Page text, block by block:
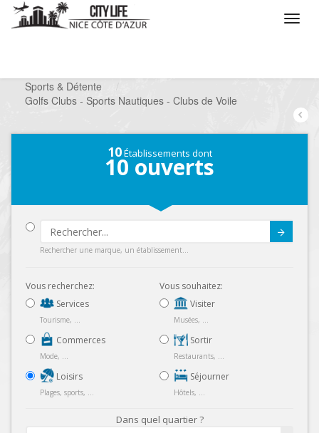
Sports & Détente
/
Golfs Clubs - Sports Nautiques - Clubs de Voile
10Établissements dont
10 ouverts
Rechercher une marque, un établissement...
Vous recherchez:
Services
Tourisme, ...
Commerces
Mode, ...
Loisirs
Plages, sports, ...
Vous souhaitez:
Visiter
Musées, ...
Sortir
Restaurants, ...
Séjourner
Hôtels, ...
Dans quel quartier ?